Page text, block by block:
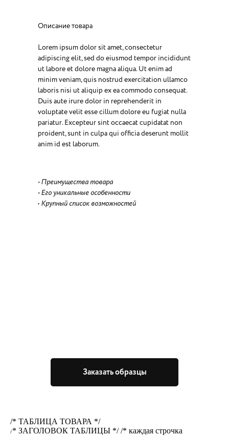
Заказать образцы
Описание товара
Lorem ipsum dolor sit amet, consectetur
adipiscing elit, sed do eiusmod tempor incididunt
ut labore et dolore magna aliqua. Ut enim ad
minim veniam, quis nostrud exercitation ullamco
laboris nisi ut aliquip ex ea commodo consequat.
Duis aute irure dolor in reprehenderit in
voluptate velit esse cillum dolore eu fugiat nulla
pariatur. Excepteur sint occaecat cupidatat non
proident, sunt in culpa qui officia deserunt mollit
anim id est laborum.
• Преимущества товара
• Его уникальные особенности
• Крупный список возможностей
/* ТАБЛИЦА ТОВАРА */
/* ЗАГОЛОВОК ТАБЛИЦЫ */ /* каждая строчка